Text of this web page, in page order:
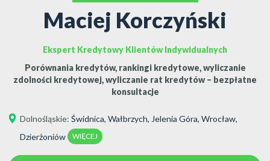
Maciej Korczyński
Ekspert Kredytowy Klientów Indywidualnych
Porównania kredytów, rankingi kredytowe, wyliczanie
zdolności kredytowej, wyliczanie rat kredytów – bezpłatne
konsultacje
Dolnośląskie: Świdnica, Wałbrzych, Jelenia Góra, Wrocław,
Dzierżoniów
WIĘCEJ